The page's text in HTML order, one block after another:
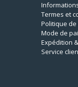
Termes et
Politique
Mode de
Expédition
Service